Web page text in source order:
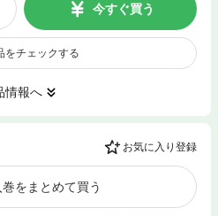
今すぐ買う
をチェックする
情報へ
お気に入り登録
をまとめて買う